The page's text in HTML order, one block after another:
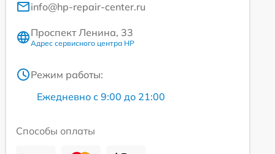
info@hp-repair-center.ru
Проспект Ленина, 33
Адрес сервисного центра HP
Режим работы:
Ежедневно с 9:00 до 21:00
Способы оплаты